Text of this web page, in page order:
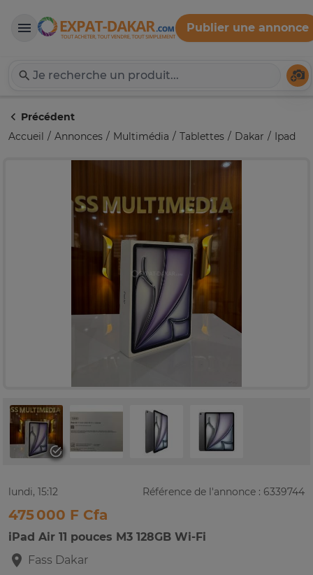
Expat-Dakar
Publier une annonce
Précédent
Accueil
Annonces Multimédia Tablettes Dakar Ipad
lundi, 15:12 Référence de l'annonce : 6339744
475 000 F Cfa
iPad Air 11 pouces M3 128GB Wi-Fi
Fass Dakar